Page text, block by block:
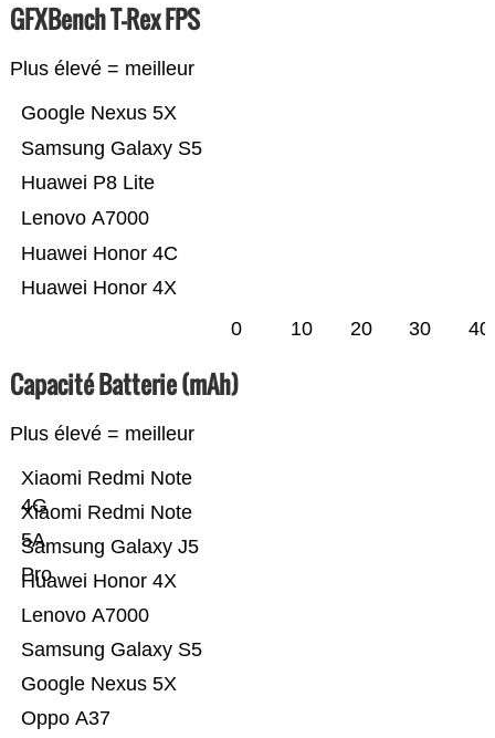
GFXBench T-Rex FPS
Plus élevé = meilleur
Huawei Honor 4X
Huawei Honor 4C
Lenovo A7000
Huawei P8 Lite
Samsung Galaxy S5
Google Nexus 5X
0 10 20 30 40
Capacité Batterie (mAh)
Plus élevé = meilleur
Oppo A37
Google Nexus 5X
Samsung Galaxy S5
Lenovo A7000
Huawei Honor 4X
Samsung Galaxy J5
Pro
Xiaomi Redmi Note
5A
Xiaomi Redmi Note
4G